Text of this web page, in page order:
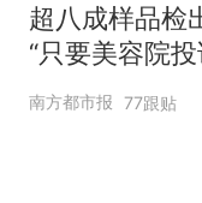
超八成样品检
“只要美容院
家就不会更换
南方都市报 77跟贴